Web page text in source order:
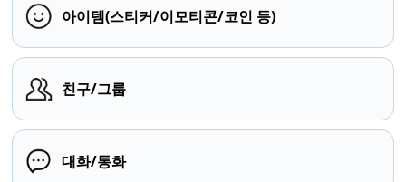
아이템(스티커/이모티콘/코인 등)
친구/그룹
대화/통화